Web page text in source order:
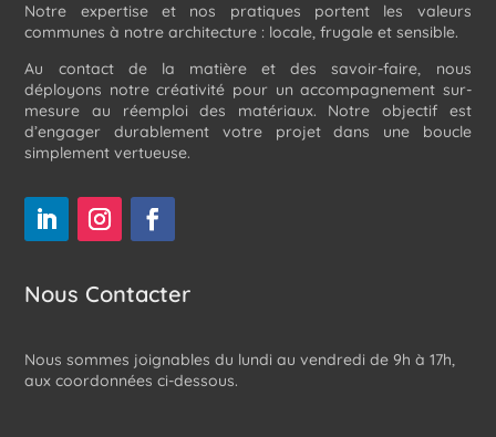
Notre expertise et nos pratiques portent les valeurs
communes à notre architecture : locale, frugale et sensible.
Au contact de la matière et des savoir-faire, nous
déployons notre créativité pour un accompagnement sur-
mesure au réemploi des matériaux. Notre objectif est
d’engager durablement votre projet dans une boucle
simplement vertueuse.
Nous Contacter
Nous sommes joignables du lundi au vendredi de 9h à 17h,
aux coordonnées ci-dessous.